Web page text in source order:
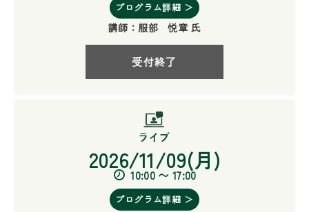
プログラム詳細 ＞
講師：服部 悦章 氏
受付終了
2026/11/09(月)
10:00 〜 17:00
プログラム詳細 ＞